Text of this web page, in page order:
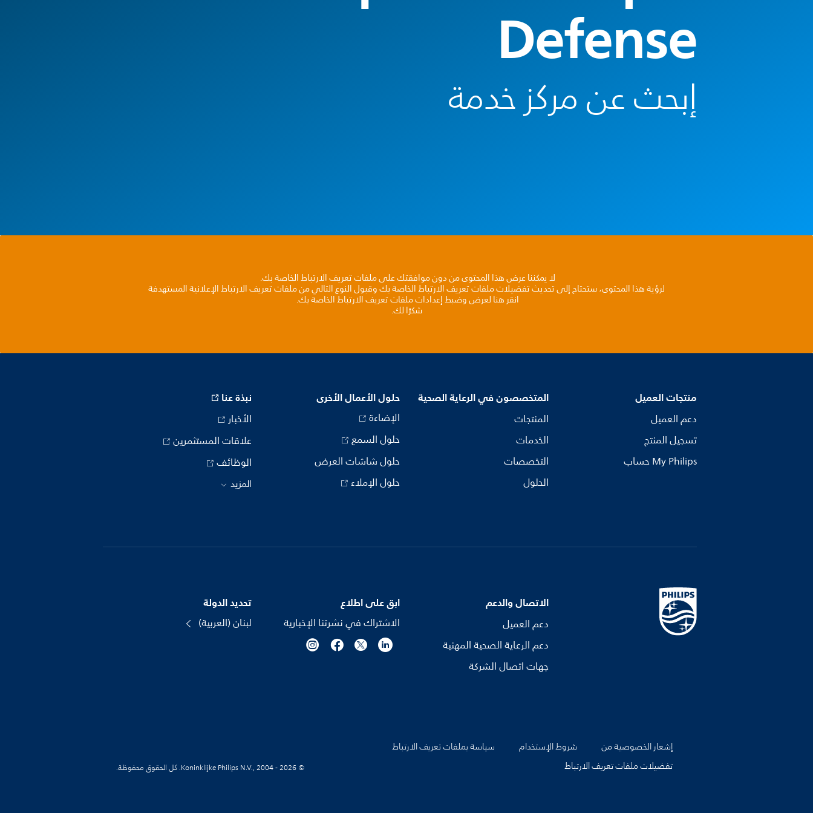
Defense
إبحث عن مركز خدمة
لا يمكننا عرض هذا المحتوى من دون موافقتك على ملفات تعريف الارتباط الخاصة بك.
لرؤية هذا المحتوى، ستحتاج إلى تحديث تفضيلات ملفات تعريف الارتباط الخاصة بك وقبول النوع التالي من ملفات تعريف الارتباط الإعلانية المستهدفة
انقر هنا لعرض وضبط إعدادات ملفات تعريف الارتباط الخاصة بك.
شكرًا لك.
منتجات العميل
دعم العميل
تسجيل المنتج
My Philips حساب
المتخصصون في الرعاية الصحية
المنتجات
الخدمات
التخصصات
الحلول
حلول الأعمال الأخرى
الإضاءة
حلول السمع
حلول شاشات العرض
حلول الإملاء
نبذة عنا
الأخبار
علاقات المستثمرين
الوظائف
المزيد
الاتصال والدعم
دعم العميل
دعم الرعاية الصحية المهنية
جهات اتصال الشركة
ابق على اطلاع
الاشتراك في نشرتنا الإخبارية
تحديد الدولة
لبنان (العربية)
إشعار الخصوصية من شروط الإستخدام
سياسة بملفات تعريف الارتباط
تفضيلات ملفات تعريف الارتباط
© Koninklijke Philips N.V., 2004 - 2026. كل الحقوق محفوظة.